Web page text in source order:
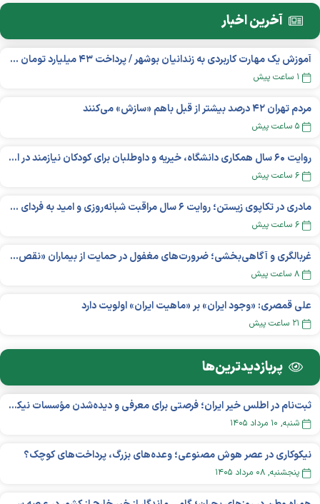
آخرین اخبار
آموزش یک مهارت کاربردی به زندانیان بوشهر / پرداخت ۴۳ میلیارد تومان تسهیلات خوداشتغالی
۱ ساعت پیش
مردم تهران ۴۲ درصد بیشتر از قبل باهم «سازش» می‌کنند
۵ ساعت پیش
روایت ۶۰ سال همکاری دانشگاه، خیریه و داوطلبان برای کودکان نیازمند در استرالیا
۶ ساعت پیش
مادری در تکاپوی زیستن؛ روایت ۶ سال مراقبت شبانه‌روزی و امید به فردای «نورا»
۶ ساعت پیش
غربالگری و آگاهی‌بخشی؛ ضرورت‌های مغفول در حمایت از بیماران «نقص ایمنی اولیه»
۸ ساعت پیش
علی قمصری: «وجود ایران» بر «ماهیت ایران» اولویت دارد
۲۱ ساعت پیش
پربازدید‌ترین‌ها
ثبت‌نام در اطلس خیر ایران؛ فرصتی برای معرفی و دیده‌شدن مؤسسات نیکوکاری
شنبه, ۱۰ مرداد ۱۴۰۵
نیکوکاری در عصر هوش مصنوعی؛ وعده‌های بزرگ، پرداخت‌های کوچک؟
پنجشنبه, ۰۸ مرداد ۱۴۰۵